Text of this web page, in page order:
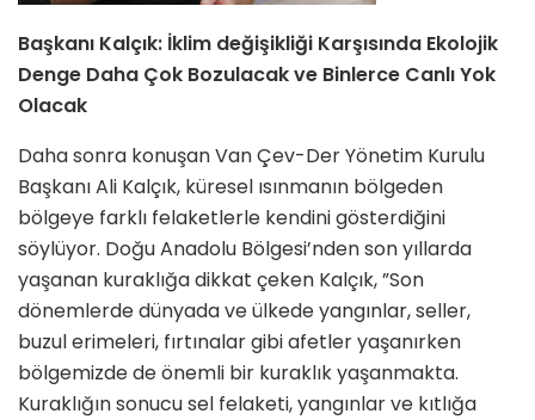
Başkanı Kalçık: İklim değişikliği Karşısında Ekolojik
Denge Daha Çok Bozulacak ve Binlerce Canlı Yok
Olacak
Daha sonra konuşan Van Çev-Der Yönetim Kurulu
Başkanı Ali Kalçık, küresel ısınmanın bölgeden
bölgeye farklı felaketlerle kendini gösterdiğini
söylüyor. Doğu Anadolu Bölgesi’nden son yıllarda
yaşanan kuraklığa dikkat çeken Kalçık, ”Son
dönemlerde dünyada ve ülkede yangınlar, seller,
buzul erimeleri, fırtınalar gibi afetler yaşanırken
bölgemizde de önemli bir kuraklık yaşanmakta.
Kuraklığın sonucu sel felaketi, yangınlar ve kıtlığa